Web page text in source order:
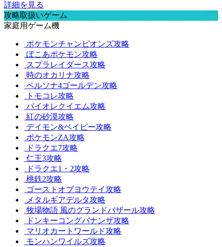
詳細を見る
攻略取扱いゲーム
家庭用ゲーム機
ポケモンチャンピオンズ攻略
ぽこあポケモン攻略
スプラレイダース攻略
時のオカリナ攻略
ペルソナ4ゴールデン攻略
トモコレ攻略
バイオレクイエム攻略
紅の砂漠攻略
デイモン&ベイビー攻略
ポケモンZA攻略
ドラクエ7攻略
仁王3攻略
ドラクエ1・2攻略
桃鉄2攻略
ゴーストオブヨウテイ攻略
メタルギアデルタ攻略
牧場物語 風のグランドバザール攻略
ドンキーコングバナンザ攻略
マリオカートワールド攻略
モンハンワイルズ攻略